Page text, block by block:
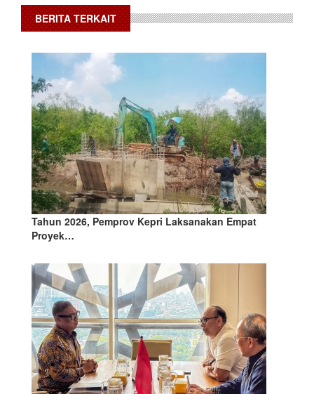
BERITA TERKAIT
Tahun 2026, Pemprov Kepri Laksanakan Empat
Proyek…